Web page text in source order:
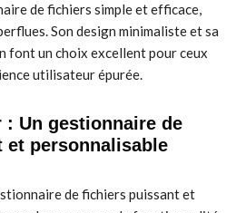
de fichiers simple et efficace,
Son design minimaliste et sa
font un choix excellent pour ceux
utilisateur épurée.
: Un gestionnaire de
personnalisable
de fichiers puissant et